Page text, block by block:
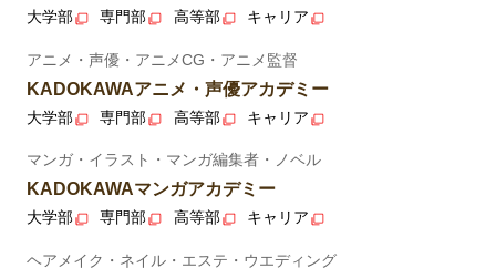
大学部 専門部 高等部 キャリア
アニメ・声優・アニメCG・アニメ監督
KADOKAWAアニメ・声優アカデミー
大学部 専門部 高等部 キャリア
マンガ・イラスト・マンガ編集者・ノベル
KADOKAWAマンガアカデミー
大学部 専門部 高等部 キャリア
ヘアメイク・ネイル・エステ・ウエディング